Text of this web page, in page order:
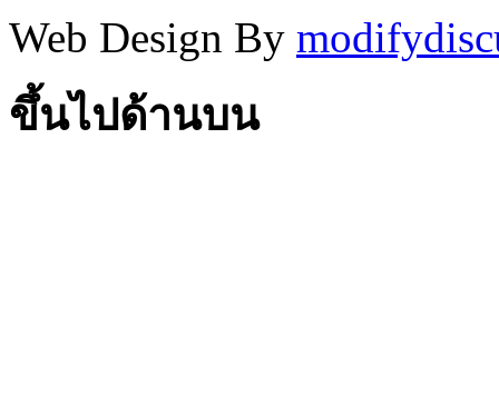
Web Design By
ขึ้นไปด้านบน